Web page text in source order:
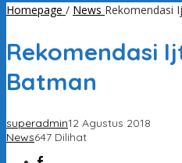
Homepage / News Rekomendasi
Rekomendasi
Batman
superadmin12 Agustus 2018
News647 Dilihat